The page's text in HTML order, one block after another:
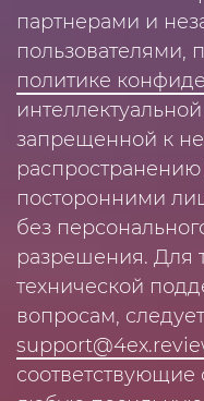
партнерами и
пользователями,
политике
запрещенной к
посторонними
без
разрешения. Для
технической
вопросам,
соответствующие